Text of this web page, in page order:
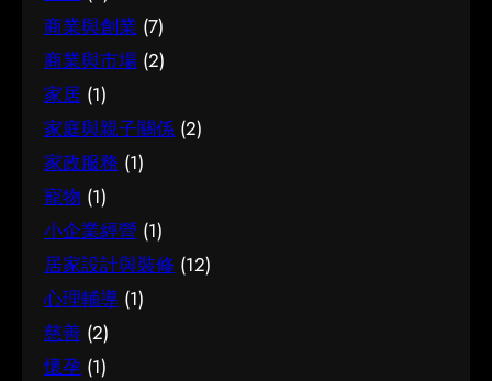
與背景，是值得的投資。 它的重要性 認真了解簿
記服務的好處顯而易見：當你清楚自己面對的選
擇與條件，便更容易避開常見的陷阱，把時間與
資源花在真正合適的地方，這也是做足功課的價
值所在。 結語 說到底，面對簿記服務，最重要的
是保持理性、做足功課，並按自己的實際情況作
判斷。願這篇文章能成為你的實用參考，讓你在
選擇時更有信心。
如何選擇 在考慮腳腫 解決時，建議從自己的實際
需要出發，比較不同選擇的特點與條件，而非單
看價錢或表面資訊。多參考可靠來源、細閱詳
情，有助找到最切合需要的方案。想進一步了解
相關資訊，可以參考腳腫 解決，當中有更詳細的
介紹。 腳腫 解決是甚麼 要真正掌握腳腫 解決，
第一步是建立正確的基礎認知。很多誤解往往源
於資訊不足或一知半解，因此花點時間了解它的
本質與背景，是值得的投資。 總結 總括而言，了
解腳腫 解決的關鍵在於掌握足夠資訊、認清自己
的需要，並在有需要時尋求專業意見。希望這篇
分享能為你提供有用的參考，助你作出安心又合
適的決定。
商業與創業 (7)
商業與市場 (2)
家居 (1)
家庭與親子關係 (2)
家政服務 (1)
寵物 (1)
小企業經營 (1)
居家設計與裝修 (12)
心理輔導 (1)
慈善 (2)
懷孕 (1)